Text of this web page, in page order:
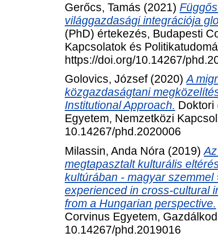
Gerőcs, Tamás (2021)
világgazdasági integrációja
(PhD) értekezés, Budapesti
Kapcsolatok és
https://doi.org/10.14267/
Golovics, József(2020)A
közgazdaságtani
Institutional Approach. Doktori
Egyetem, Nemzetközi
10.14267/phd.2020006
Milassin, Anda Nóra (2019)
megtapasztalt kulturális
kultúrában - magyar
experienced in cross-cultural
from a Hungarian perspective.
Corvinus Egyetem,
10.14267/phd.2019016